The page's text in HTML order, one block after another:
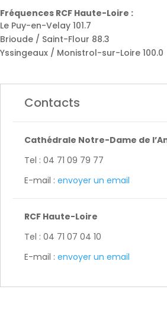
Fréquences RCF Haute-Loire :
Le Puy-en-Velay 101.7
Brioude / Saint-Flour 88.3
Yssingeaux / Monistrol-sur-Loire 100.0
Contacts
Cathédrale Notre-Dame de
Tel : 04 71 09 79 77
E-mail : envoyer un email
RCF Haute-Loire
Tel : 04 71 07 04 10
E-mail : envoyer un email